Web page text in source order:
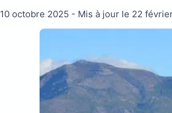
10 octobre 2025 - Mis à jour le 22